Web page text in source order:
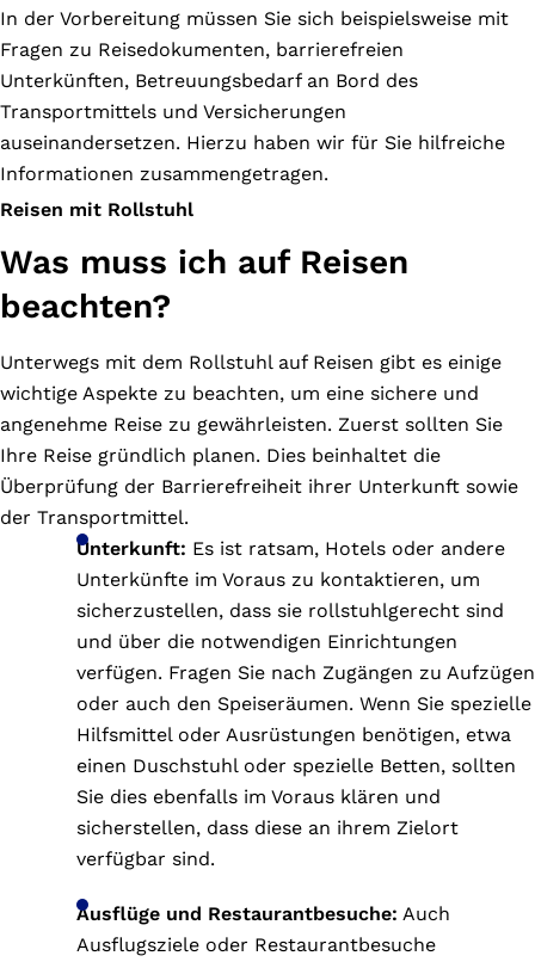
In der Vorbereitung müssen Sie sich beispielsweise mit
Fragen zu Reisedokumenten, barrierefreien
Unterkünften, Betreuungsbedarf an Bord des
Transportmittels und Versicherungen
auseinandersetzen. Hierzu haben wir für Sie hilfreiche
Informationen zusammengetragen.
Reisen mit Rollstuhl
Was muss ich auf Reisen
beachten?
Unterwegs mit dem Rollstuhl auf Reisen gibt es einige
wichtige Aspekte zu beachten, um eine sichere und
angenehme Reise zu gewährleisten. Zuerst sollten Sie
Ihre Reise gründlich planen. Dies beinhaltet die
Überprüfung der Barrierefreiheit ihrer Unterkunft sowie
der Transportmittel.
Unterkunft: Es ist ratsam, Hotels oder andere
Unterkünfte im Voraus zu kontaktieren, um
sicherzustellen, dass sie rollstuhlgerecht sind
und über die notwendigen Einrichtungen
verfügen. Fragen Sie nach Zugängen zu Aufzügen
oder auch den Speiseräumen. Wenn Sie spezielle
Hilfsmittel oder Ausrüstungen benötigen, etwa
einen Duschstuhl oder spezielle Betten, sollten
Sie dies ebenfalls im Voraus klären und
sicherstellen, dass diese an ihrem Zielort
verfügbar sind.
Ausflüge und Restaurantbesuche: Auch
Ausflugsziele oder Restaurantbesuche